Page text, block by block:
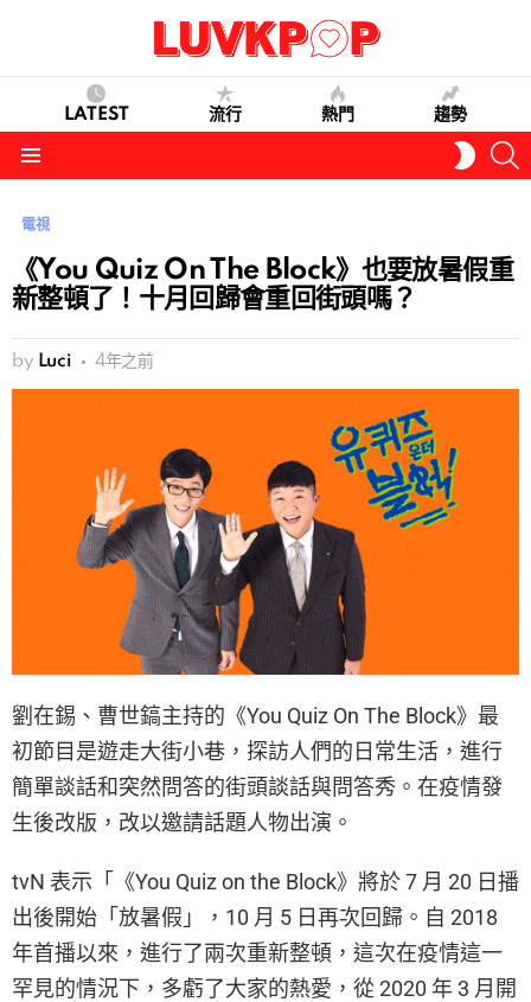
LATEST 流行 熱門 趨勢
SKIN
電視
《You Quiz On The Block》也要放暑假重
新整頓了！十月回歸會重回街頭嗎？
by Luci 4年之前
劉在錫、曹世鎬主持的《You Quiz On The Block》最
初節目是遊走大街小巷，探訪人們的日常生活，進行
簡單談話和突然問答的街頭談話與問答秀。在疫情發
生後改版，改以邀請話題人物出演。
tvN 表示「《You Quiz on the Block》將於 7 月 20 日播
出後開始「放暑假」，10 月 5 日再次回歸。自 2018
年首播以來，進行了兩次重新整頓，這次在疫情這一
罕見的情況下，多虧了大家的熱愛，從 2020 年 3 月開